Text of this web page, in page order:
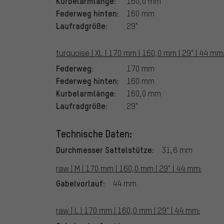
Federweg hinten: 160 mm
Laufradgröße: 29"
turquoise | XL | 170 mm | 160,0 mm | 29" | 44 mm:
Federweg: 170 mm
Federweg hinten: 160 mm
Kurbelarmlänge: 160,0 mm
Laufradgröße: 29"
Technische Daten:
Durchmesser Sattelstütze:
31,6 mm
raw | M | 170 mm | 160,0 mm | 29" | 44 mm:
Gabelvorlauf: 44 mm
raw | L | 170 mm | 160,0 mm | 29" | 44 mm: